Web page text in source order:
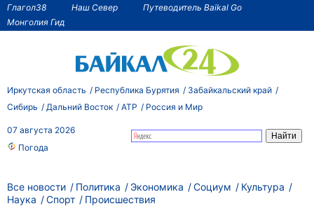
Глагол38 Наш Север
Путеводитель Baikal Go
Монголия Гид
Иркутская область Республика Бурятия
Забайкальский край
Сибирь
Дальний Восток АТР Россия и Мир
07 августа 2026
Погода
Все новости Политика Экономика Социум
Культура
Наука
Спорт Происшествия